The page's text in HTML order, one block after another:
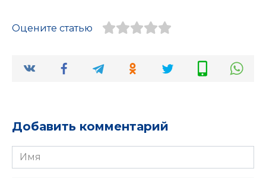
Оцените статью
Добавить комментарий
Имя
*